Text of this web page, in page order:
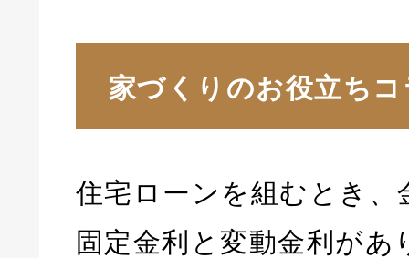
家づくりのお役立ち
住宅ローンを組むとき、
固定金利と変動金利があ